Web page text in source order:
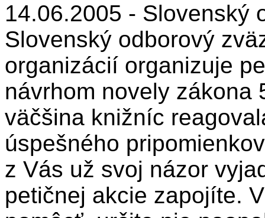
14.06.2005 - Slovenský
Slovenský odborový
organizácií organizuje
návrhom novely zákona
väčšina knižníc
úspešného
z Vás už svoj názor
petičnej akcie zapojíte.